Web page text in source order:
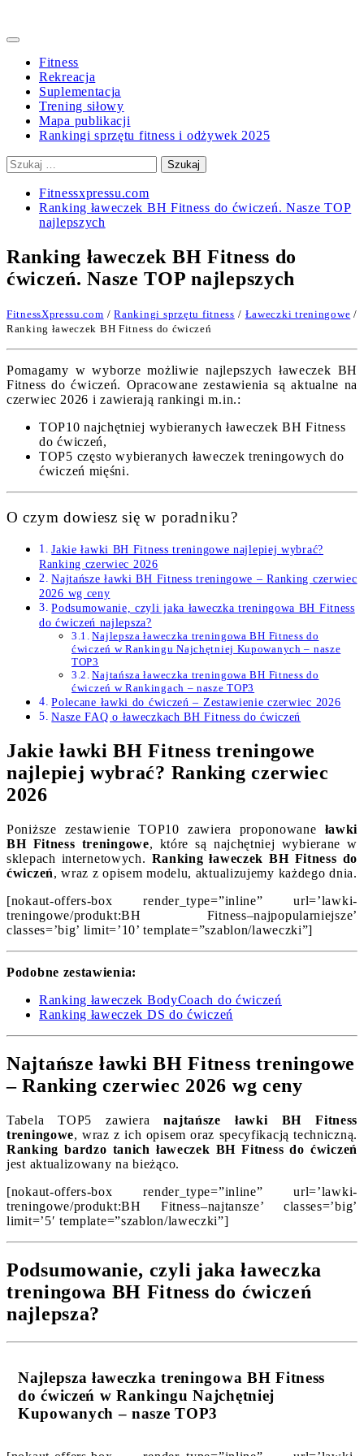
Primary
Fitness
Rekreacja
Suplementacja
Trening siłowy
Mapa publikacji
Rankingi sprzętu fitness i odżywek 2025
Szukaj:
Fitnessxpressu.com
Ranking ławeczek BH Fitness do ćwiczeń. Nasze TOP
najlepszych
Ranking ławeczek BH Fitness do
ćwiczeń. Nasze TOP najlepszych
FitnessXpressu.com /Rankingi sprzętu fitness / Ławeczki treningowe /
Ranking ławeczek BH Fitness do ćwiczeń
Pomagamy w wyborze możliwie najlepszych ławeczek BH
Fitness do ćwiczeń. Opracowane zestawienia są aktualne na
czerwiec 2026 i zawierają rankingi m.in.:
TOP10 najchętniej wybieranych ławeczek BH Fitness
do ćwiczeń,
TOP5 często wybieranych ławeczek treningowych do
ćwiczeń mięśni.
O czym dowiesz się w poradniku?
Jakie ławki BH Fitness treningowe najlepiej wybrać?
Ranking czerwiec 2026
Najtańsze ławki BH Fitness treningowe – Ranking czerwiec
2026 wg ceny
Podsumowanie, czyli jaka ławeczka treningowa BH Fitness
do ćwiczeń najlepsza?
Najlepsza ławeczka treningowa BH Fitness do
ćwiczeń w Rankingu Najchętniej Kupowanych – nasze
TOP3
Najtańsza ławeczka treningowa BH Fitness do
ćwiczeń w Rankingach – nasze TOP3
Polecane ławki do ćwiczeń – Zestawienie czerwiec 2026
Nasze FAQ o ławeczkach BH Fitness do ćwiczeń
Jakie ławki BH Fitness treningowe
najlepiej wybrać? Ranking czerwiec
2026
Poniższe zestawienie TOP10 zawiera proponowane ławki
BH Fitness treningowe, które są najchętniej wybierane w
sklepach internetowych. Ranking ławeczek BH Fitness do
ćwiczeń, wraz z opisem modelu, aktualizujemy każdego dnia.
[nokaut-offers-box render_type=”inline” url=’lawki-
treningowe/produkt:BH Fitness–najpopularniejsze’
classes=’big’ limit=’10’ template=”szablon/laweczki”]
Podobne zestawienia:
Ranking ławeczek BodyCoach do ćwiczeń
Ranking ławeczek DS do ćwiczeń
Najtańsze ławki BH Fitness treningowe
– Ranking czerwiec 2026 wg ceny
Tabela TOP5 zawieranajtańsze ławki BH Fitness
treningowe, wraz z ich opisem oraz specyfikacją techniczną.
Ranking bardzo tanich ławeczek BH Fitness do ćwiczeń
jest aktualizowany na bieżąco.
[nokaut-offers-box render_type=”inline” url=’lawki-
treningowe/produkt:BH Fitness–najtansze’ classes=’big’
limit=’5′ template=”szablon/laweczki”]
Podsumowanie, czyli jaka ławeczka
treningowa BH Fitness do ćwiczeń
najlepsza?
Najlepsza ławeczka treningowa BH Fitness
do ćwiczeń w Rankingu Najchętniej
Kupowanych – nasze TOP3